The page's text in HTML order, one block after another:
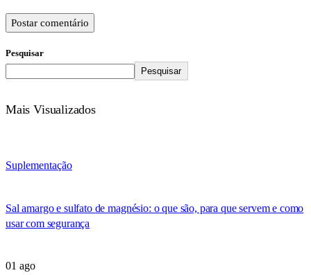
Postar comentário
Pesquisar
Pesquisar
Mais Visualizados
Suplementação
Sal amargo e sulfato de magnésio: o que são, para que servem e como
usar com segurança
01 ago